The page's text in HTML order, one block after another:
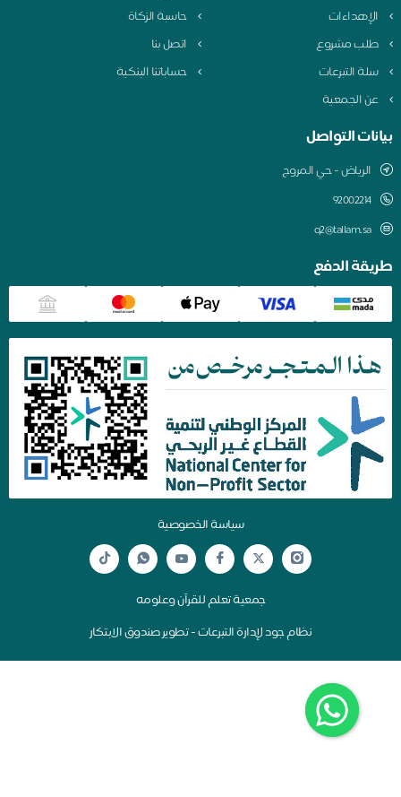
حاسبة الزكاة
مشروع
اتصل بنا
التبرعات
حساباتنا البنكية
الجمعية
التواصل
الرياض - حي المروج
q2@tallam.sa
الدفع
سياسة الخصوصية
جمعية تعلم للقرآن وعلومه
نظام جود لإدارة التبرعات - تطوير صندوق الابتكار